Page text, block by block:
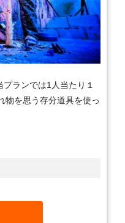
ランでは1人当たり１
物を思う存分道具を使っ